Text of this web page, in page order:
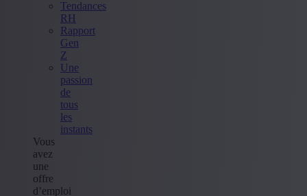
Tendances
RH
Rapport
Gen
Z
Une
passion
de
tous
les
instants
Vous
avez
une
offre
d’emploi